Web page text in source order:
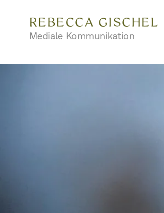
REBECCA GISCHEL
Mediale Kommunikation